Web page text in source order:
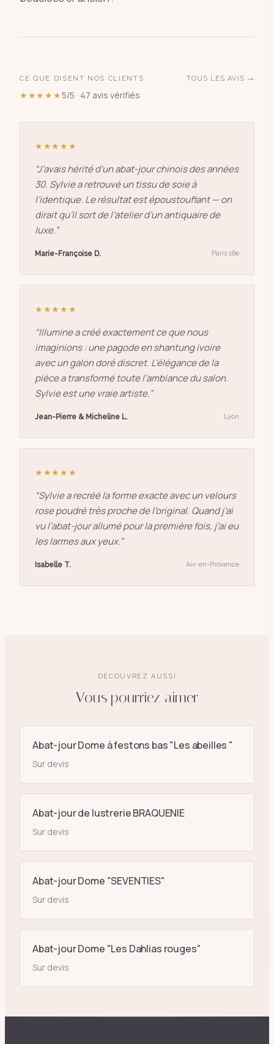
CE QUE DISENT NOS CLIENTS
★★★★★5/5 · 47 avis vérifiés
TOUS LES AVIS →
★★★★★
“J’avais hérité d’un abat-jour chinois des années
30. Sylvie a retrouvé un tissu de soie à
l’identique. Le résultat est époustouflant — on
dirait qu’il sort de l’atelier d’un antiquaire de
luxe.”
Marie-Françoise D. Paris 16e
★★★★★
“Illumine a créé exactement ce que nous
imaginions : une pagode en shantung ivoire
avec un galon doré discret. L’élégance de la
pièce a transformé toute l’ambiance du salon.
Sylvie est une vraie artiste.”
Jean-Pierre & Micheline L. Lyon
★★★★★
“Sylvie a recréé la forme exacte avec un velours
rose poudré très proche de l’original. Quand j’ai
vu l’abat-jour allumé pour la première fois, j’ai eu
les larmes aux yeux.”
Isabelle T. Aix-en-Provence
DÉCOUVREZ AUSSI
Vous pourriez aimer
Abat-jour Dome à festons bas "Les abeilles "
Sur devis
Abat-jour de lustrerie BRAQUENIE
Sur devis
Abat-jour Dome "SEVENTIES"
Sur devis
Abat-jour Dome "Les Dahlias rouges"
Sur devis